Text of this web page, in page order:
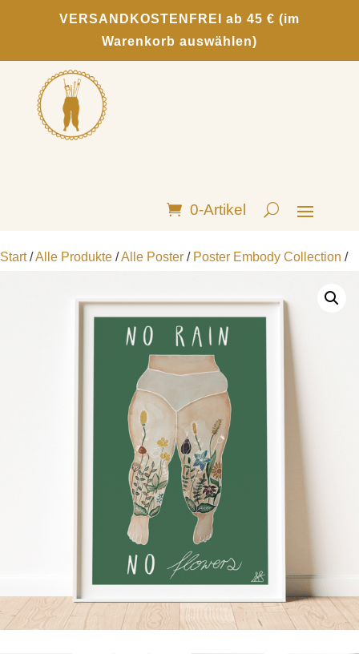
VERSANDKOSTENFREI ab 45 € (im
Warenkorb auswählen)
0-Artikel
Start/Alle Produkte /Alle Poster / Poster Embody Collection /